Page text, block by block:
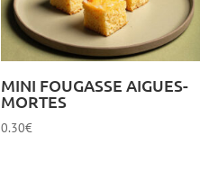
MINI FOUGASSE AIGUES-
MORTES
0.30€